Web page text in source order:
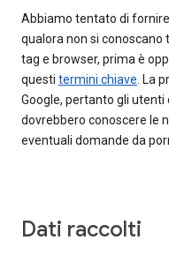
Abbiamo tentato di
qualora non si conoscano
tag e browser, prima è
questi termini chiave. La
Google, pertanto gli utenti
dovrebbero conoscere le
eventuali domande da
Dati raccolti